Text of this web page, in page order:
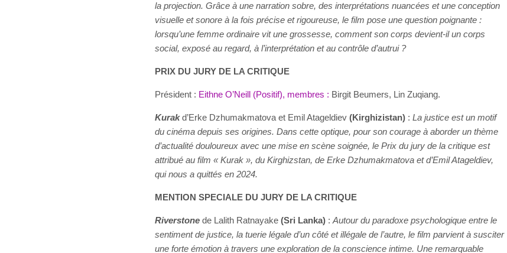
la projection. Grâce à une narration sobre, des interprétations nuancées et une conception
visuelle et sonore à la fois précise et rigoureuse, le film pose une question poignante :
lorsqu’une femme ordinaire vit une grossesse, comment son corps devient-il un corps
social, exposé au regard, à l’interprétation et au contrôle d’autrui ?
PRIX DU JURY DE LA CRITIQUE
Président : Eithne O’Neill (Positif), membres : Birgit Beumers, Lin Zuqiang.
Kurakd’Erke Dzhumakmatova et Emil Atageldiev (Kirghizistan) : La justice est un motif
du cinéma depuis ses origines. Dans cette optique, pour son courage à aborder un thème
d’actualité douloureux avec une mise en scène soignée, le Prix du jury de la critique est
attribué au film « Kurak », du Kirghizstan, de Erke Dzhumakmatova et d’Emil Atageldiev,
qui nous a quittés en 2024.
MENTION SPECIALE DU JURY DE LA CRITIQUE
Riverstone de Lalith Ratnayake (Sri Lanka) : Autour du paradoxe psychologique entre le
sentiment de justice, la tuerie légale d’un côté et illégale de l’autre, le film parvient à susciter
une forte émotion à travers une exploration de la conscience intime. Une remarquable